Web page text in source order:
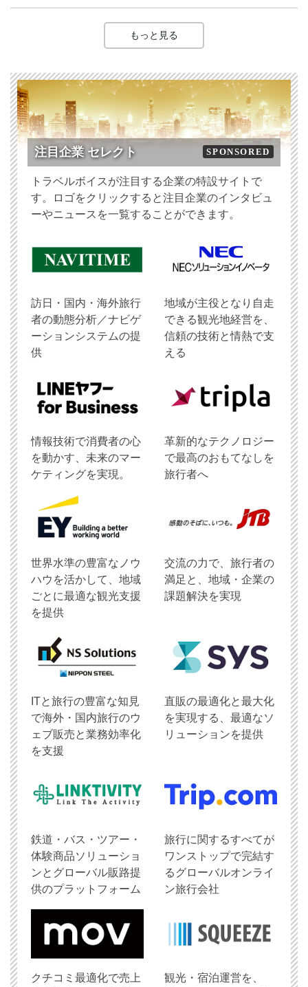
もっと見る
注目企業 セレクト SPONSORED
トラベルボイスが注目する企業の特設サイトで
す。ロゴをクリックすると注目企業のインタビュ
ーやニュースを一覧することができます。
訪日・国内・海外旅行
者の動態分析／ナビゲ
ーションシステムの提
供
地域が主役となり自走
できる観光地経営を、
信頼の技術と情熱で支
える
情報技術で消費者の心
を動かす、未来のマー
ケティングを実現。
革新的なテクノロジー
で最高のおもてなしを
旅行者へ
世界水準の豊富なノウ
ハウを活かして、地域
ごとに最適な観光支援
を提供
交流の力で、旅行者の
満足と、地域・企業の
課題解決を実現
ITと旅行の豊富な知見
で海外・国内旅行のウ
ェブ販売と業務効率化
を支援
直販の最適化と最大化
を実現する、最適なソ
リューションを提供
鉄道・バス・ツアー・
体験商品ソリューショ
ンとグローバル販路提
供のプラットフォーム
旅行に関するすべてが
ワンストップで完結す
るグローバルオンライ
ン旅行会社
クチコミ最適化で売上
観光・宿泊運営を、